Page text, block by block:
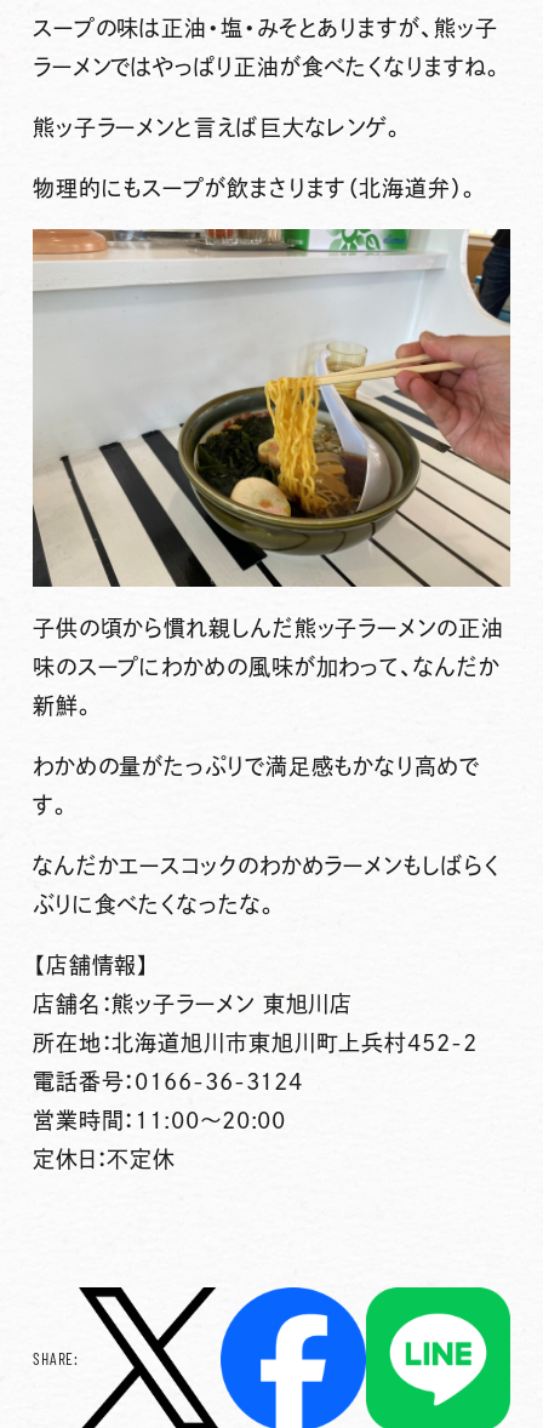
スープの味は正油・塩・みそとありますが、熊ッ子
ラーメンではやっぱり正油が食べたくなりますね。
熊ッ子ラーメンと言えば巨大なレンゲ。
物理的にもスープが飲まさります（北海道弁）。
子供の頃から慣れ親しんだ熊ッ子ラーメンの正油
味のスープにわかめの風味が加わって、なんだか
新鮮。
わかめの量がたっぷりで満足感もかなり高めで
す。
なんだかエースコックのわかめラーメンもしばらく
ぶりに食べたくなったな。
【店舗情報】
店舗名：熊ッ子ラーメン 東旭川店
所在地：北海道旭川市東旭川町上兵村452-2
電話番号：0166-36-3124
営業時間：11:00～20:00
定休日：不定休
SHARE: